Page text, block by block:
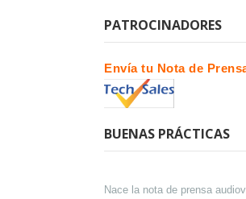
PATROCINADORES
Envía tu Nota de
BUENAS PRÁCTICAS
Nace la nota de prensa